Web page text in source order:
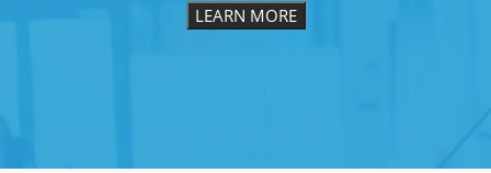
LEARN MORE